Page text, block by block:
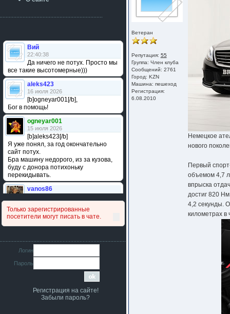
Вий
22:40:38
Да ничего не потух. Просто мы
все такие высотомерные)))
aleks423
16 июля 2026
[b]ogneyar001[/b],
Бог в помощь!
ogneyar001
15 июля 2026
[b]aleks423[/b]
Я уже понял, за год окончательно
сайт потух.
Бра машину недорого, из за кузова,
буду с донора потихоньку
перекидывать.
vanos86
сравнивал подушку акпп бензиновой и
дизельной машины намера
4578063AG и 4578061AG? По фото
iMrCoffeeBLR4
11 июля 2026
[b]era124[/b],
Ага понял буду знать спасибо
era124
7 июля 2026
Только зарегистрированные
посетители могут писать в чате.
Логин
Пароль
Регистрация на сайте!
Забыли пароль?
Ветеран
Репутация: 55
Группа: Член клуба
Сообщений: 2761
Город: KZN
Машина: пешеход
Регистрация:
6.08.2010
Немецкое
нового
Первый
объемом 4,7
впрыска
достиг 820
4,2 секунды.
километрах в